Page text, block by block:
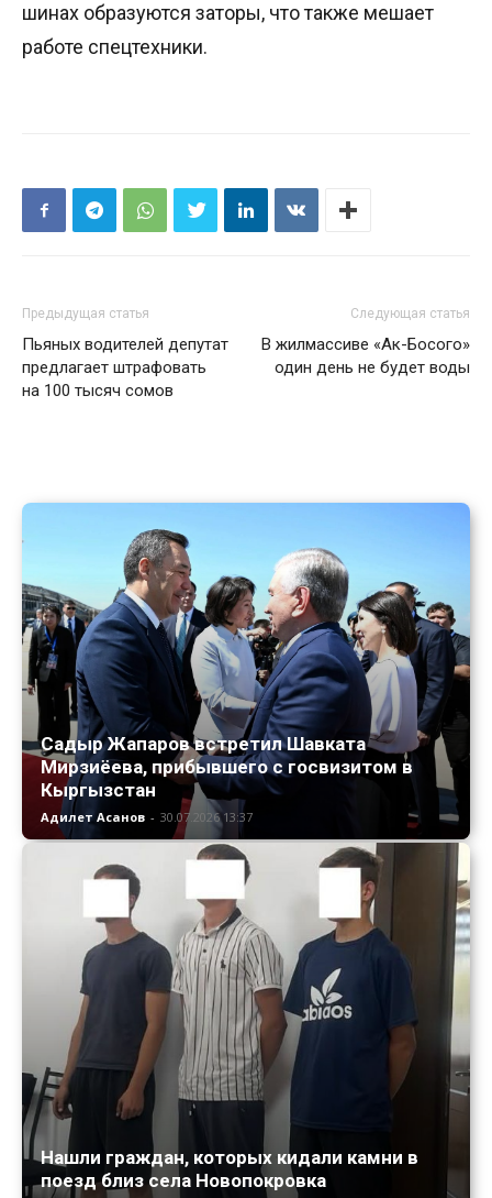
шинах образуются заторы, что также мешает
работе спецтехники.
Предыдущая статья
Пьяных водителей депутат
предлагает штрафовать
на 100 тысяч сомов
Следующая статья
В жилмассиве «Ак-Босого»
один день не будет воды
Садыр Жапаров встретил Шавката
Мирзиёева, прибывшего с госвизитом в
Кыргызстан
Адилет Асанов - 30.07.2026 13:37
Нашли граждан, которых кидали камни в
поезд близ села Новопокровка